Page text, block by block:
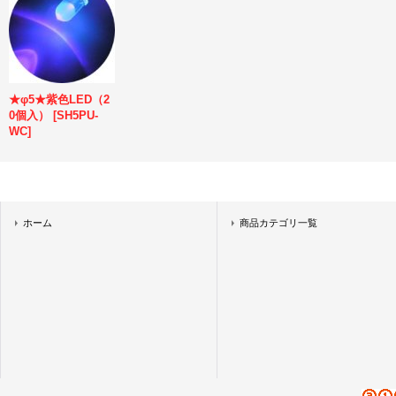
★φ5★紫色LED（2
0個入）
[SH5PU-
WC]
ホーム 商品カテゴリ一覧